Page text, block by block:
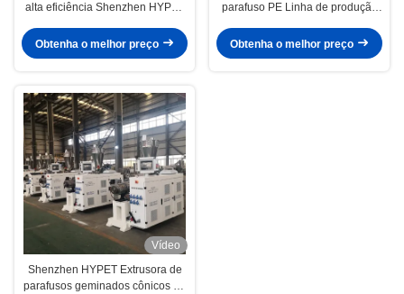
alta eficiência Shenzhen HYPET
PPR
Obtenha o melhor preço
parafuso PE Linha de produção
preço Serviço de venda
Obtenha o melhor preço
Vídeo
Shenzhen HYPET Extrusora de
parafusos geminados cônicos de